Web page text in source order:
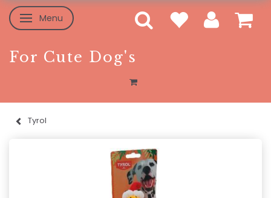
Skifte navigation
Menu
For Cute Dog's
Tyrol